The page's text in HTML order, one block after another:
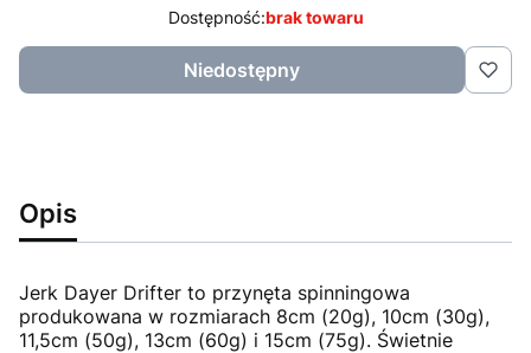
Dostępność:brak towaru
Niedostępny
Opis
Jerk Dayer Drifter to przynęta spinningowa
produkowana w rozmiarach 8cm (20g), 10cm (30g),
11,5cm (50g), 13cm (60g) i 15cm (75g). Świetnie